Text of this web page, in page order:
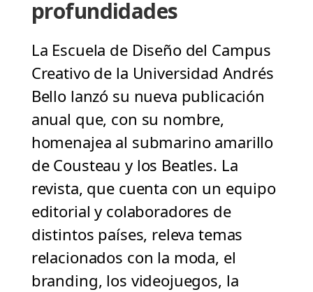
profundidades
La Escuela de Diseño del Campus
Creativo de la Universidad Andrés
Bello lanzó su nueva publicación
anual que, con su nombre,
homenajea al submarino amarillo
de Cousteau y los Beatles. La
revista, que cuenta con un equipo
editorial y colaboradores de
distintos países, releva temas
relacionados con la moda, el
branding, los videojuegos, la